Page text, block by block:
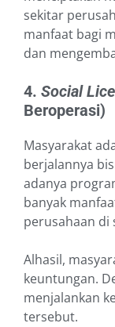
sekitar
manfaat bagi
dan
4. Social
Beroperasi)
Masyarakat
berjalannya
adanya
banyak
perusahaan di
Alhasil,
keuntungan.
menjalankan
tersebut.